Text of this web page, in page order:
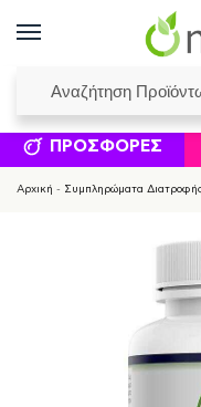
ΙΣΟΛΟΓΙΣΜΟΊ
ΣΥΜΠΛΗΡΏΜΑΤΑ
ΠΡΟΣΦΟΡΈΣ
Αρχική - Συμπληρώματα